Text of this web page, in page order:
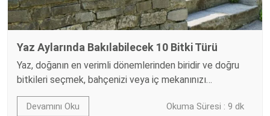
Yaz Aylarında Bakılabilecek 10 Bitki Türü
Yaz, doğanın en verimli dönemlerinden biridir ve doğru
bitkileri seçmek, bahçenizi veya iç mekanınızı
canlandırmanın en etkili yoludur. Sıcak hava koşullarına
dayanıklı, fazla bakım gerektirmeyen ve uzun süre çiçek
Devamını Oku Okuma Süresi : 9 dk